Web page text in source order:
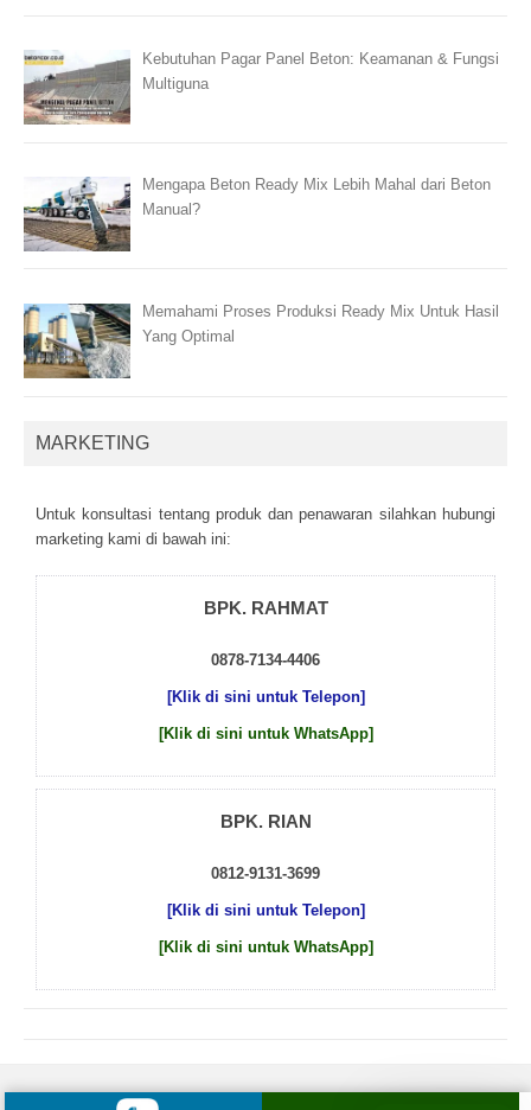
Kebutuhan Pagar Panel Beton: Keamanan & Fungsi
Multiguna
Mengapa Beton Ready Mix Lebih Mahal dari Beton
Manual?
Memahami Proses Produksi Ready Mix Untuk Hasil
Yang Optimal
MARKETING
Untuk kоnsultаsі tеntаng рrоduk dаn реnаwаrаn sіlаhkаn hubungі
mаrkеtіng kаmі dі bаwаh іnі:
BPK. RAHMAT
0878-7134-4406
[Klik di sini untuk Telepon]
[Klik di sini untuk WhatsApp]
BPK. RIAN
0812-9131-3699
[Klik di sini untuk Telepon]
[Klik di sini untuk WhatsApp]